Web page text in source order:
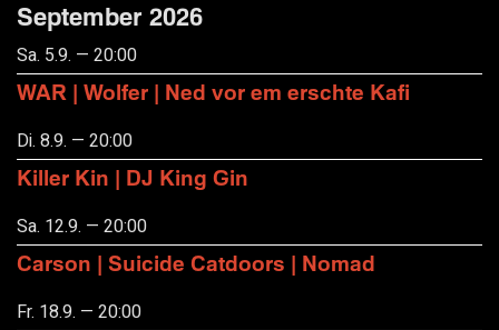
September 2026
Sa. 5.9. — 20:00
WAR | Wolfer | Ned vor em erschte Kafi
Di. 8.9. — 20:00
Killer Kin | DJ King Gin
Sa. 12.9. — 20:00
Carson | Suicide Catdoors | Nomad
Fr. 18.9. — 20:00